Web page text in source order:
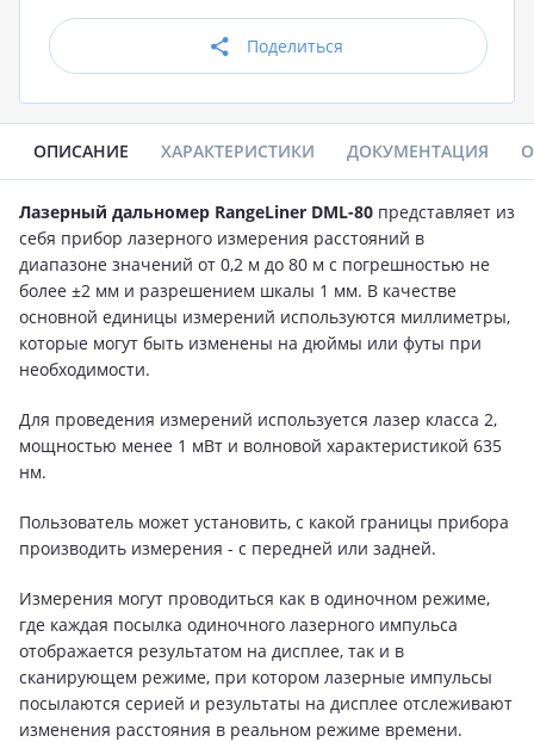
Поделиться
ОПИСАНИЕ ХАРАКТЕРИСТИКИ ДОКУМЕНТАЦИЯ
Лазерный дальномер RangeLiner DML-80 представляет из
себя прибор лазерного измерения расстояний в
диапазоне значений от 0,2 м до 80 м с погрешностью не
более ±2 мм и разрешением шкалы 1 мм. В качестве
основной единицы измерений используются миллиметры,
которые могут быть изменены на дюймы или футы при
необходимости.
Для проведения измерений используется лазер класса 2,
мощностью менее 1 мВт и волновой характеристикой 635
нм.
Пользователь может установить, с какой границы прибора
производить измерения - с передней или задней.
Измерения могут проводиться как в одиночном режиме,
где каждая посылка одиночного лазерного импульса
отображается результатом на дисплее, так и в
сканирующем режиме, при котором лазерные импульсы
посылаются серией и результаты на дисплее отслеживают
изменения расстояния в реальном режиме времени.